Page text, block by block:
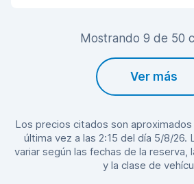
Mostrando 9 de 50
Ver más
Los precios citados son
última vez a las 2:15 del día 5/8/26.
variar según las fechas de la reserva,
y la clase de